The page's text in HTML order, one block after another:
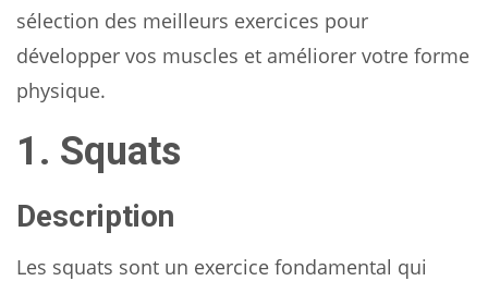
sélection des meilleurs exercices pour
développer vos muscles et améliorer votre forme
physique.
1. Squats
Description
Les squats sont un exercice fondamental qui